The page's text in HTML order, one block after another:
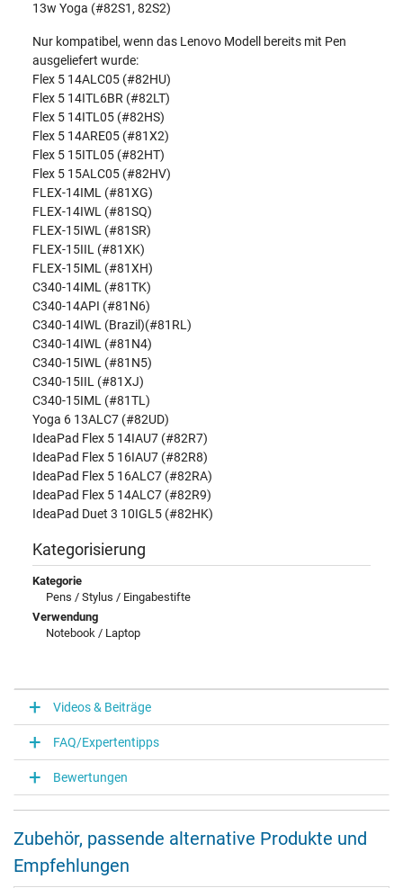
13w Yoga (#82S1, 82S2)
Nur kompatibel, wenn das Lenovo Modell bereits mit Pen
ausgeliefert wurde:
Flex 5 14ALC05 (#82HU)
Flex 5 14ITL6BR (#82LT)
Flex 5 14ITL05 (#82HS)
Flex 5 14ARE05 (#81X2)
Flex 5 15ITL05 (#82HT)
Flex 5 15ALC05 (#82HV)
FLEX-14IML (#81XG)
FLEX-14IWL (#81SQ)
FLEX-15IWL (#81SR)
FLEX-15IIL (#81XK)
FLEX-15IML (#81XH)
C340-14IML (#81TK)
C340-14API (#81N6)
C340-14IWL (Brazil)(#81RL)
C340-14IWL (#81N4)
C340-15IWL (#81N5)
C340-15IIL (#81XJ)
C340-15IML (#81TL)
Yoga 6 13ALC7 (#82UD)
IdeaPad Flex 5 14IAU7 (#82R7)
IdeaPad Flex 5 16IAU7 (#82R8)
IdeaPad Flex 5 16ALC7 (#82RA)
IdeaPad Flex 5 14ALC7 (#82R9)
IdeaPad Duet 3 10IGL5 (#82HK)
Kategorisierung
Kategorie
Pens / Stylus / Eingabestifte
Verwendung
Notebook / Laptop
Videos & Beiträge
FAQ/Expertentipps
Bewertungen
Zubehör, passende alternative Produkte und
Empfehlungen